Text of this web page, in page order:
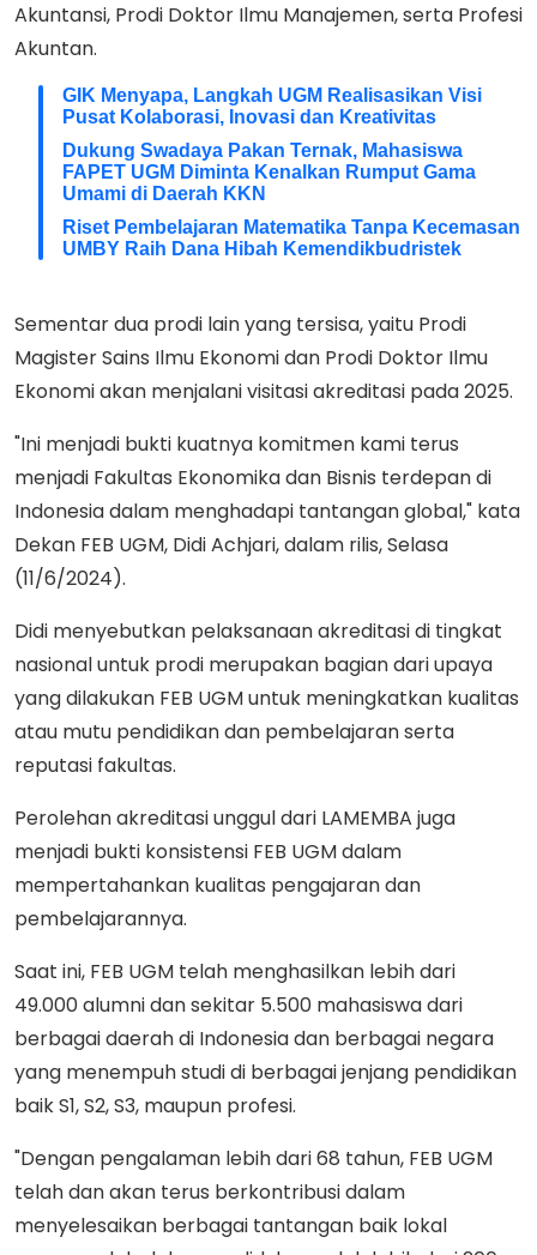
Akuntansi, Prodi Doktor Ilmu Manajemen, serta Profesi
Akuntan.
GIK Menyapa, Langkah UGM Realisasikan Visi
Pusat Kolaborasi, Inovasi dan Kreativitas
Dukung Swadaya Pakan Ternak, Mahasiswa
FAPET UGM Diminta Kenalkan Rumput Gama
Umami di Daerah KKN
Riset Pembelajaran Matematika Tanpa Kecemasan
UMBY Raih Dana Hibah Kemendikbudristek
Sementar dua prodi lain yang tersisa, yaitu Prodi
Magister Sains Ilmu Ekonomi dan Prodi Doktor Ilmu
Ekonomi akan menjalani visitasi akreditasi pada 2025.
"Ini menjadi bukti kuatnya komitmen kami terus
menjadi Fakultas Ekonomika dan Bisnis terdepan di
Indonesia dalam menghadapi tantangan global," kata
Dekan FEB UGM, Didi Achjari, dalam rilis, Selasa
(11/6/2024).
Didi menyebutkan pelaksanaan akreditasi di tingkat
nasional untuk prodi merupakan bagian dari upaya
yang dilakukan FEB UGM untuk meningkatkan kualitas
atau mutu pendidikan dan pembelajaran serta
reputasi fakultas.
Perolehan akreditasi unggul dari LAMEMBA juga
menjadi bukti konsistensi FEB UGM dalam
mempertahankan kualitas pengajaran dan
pembelajarannya.
Saat ini, FEB UGM telah menghasilkan lebih dari
49.000 alumni dan sekitar 5.500 mahasiswa dari
berbagai daerah di Indonesia dan berbagai negara
yang menempuh studi di berbagai jenjang pendidikan
baik S1, S2, S3, maupun profesi.
"Dengan pengalaman lebih dari 68 tahun, FEB UGM
telah dan akan terus berkontribusi dalam
menyelesaikan berbagai tantangan baik lokal